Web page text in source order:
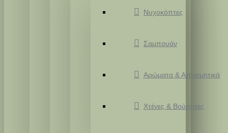
Νυχοκόπτες
Σαμπουάν
Αρώματα & Αποσμητικά
Χτένες & Βούρτσες